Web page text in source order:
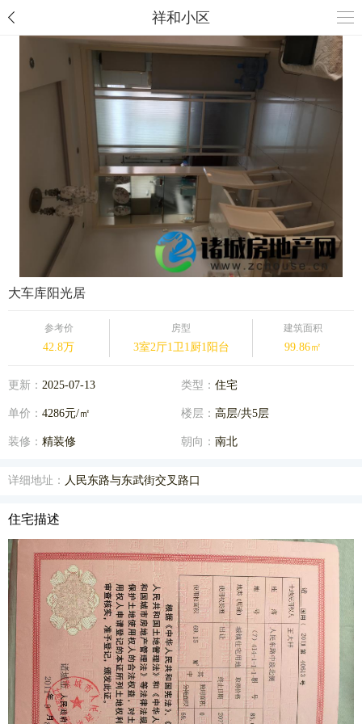
祥和小区
大车库阳光居
参考价
42.8万
房型
3室2厅1卫1厨1阳台
建筑面积
99.86㎡
更新： 2025-07-13 类型： 住宅
单价： 4286元/㎡ 楼层： 高层/共5层
装修： 精装修 朝向： 南北
详细地址： 人民东路与东武街交叉路口
住宅描述